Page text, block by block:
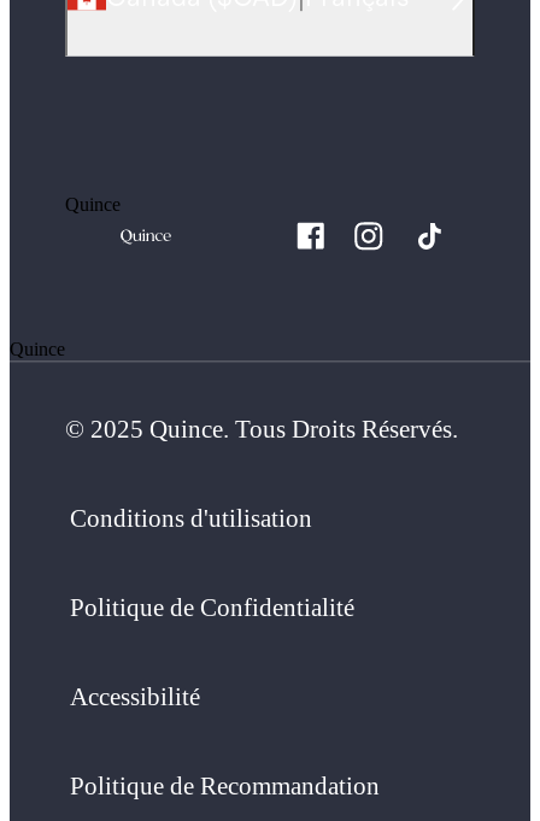
Quince
Quince
© 2025 Quince. Tous Droits Réservés.
Conditions d'utilisation
Politique de Confidentialité
Accessibilité
Politique de Recommandation